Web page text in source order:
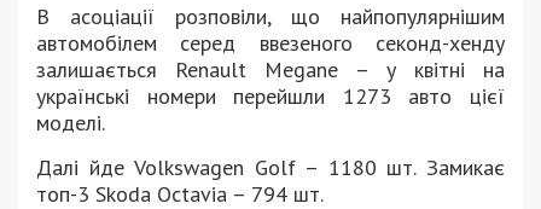
В асоціації розповіли, що найпопулярнішим
автомобілем серед ввезеного секонд-хенду
залишається Renault Megane – у квітні на
українські номери перейшли 1273 авто цієї
моделі.
Далі йде Volkswagen Golf – 1180 шт. Замикає
топ-3 Skoda Octavia – 794 шт.